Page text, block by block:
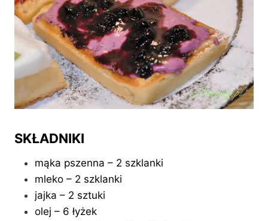
SKŁADNIKI
mąka pszenna – 2 szklanki
mleko – 2 szklanki
jajka – 2 sztuki
olej – 6 łyżek